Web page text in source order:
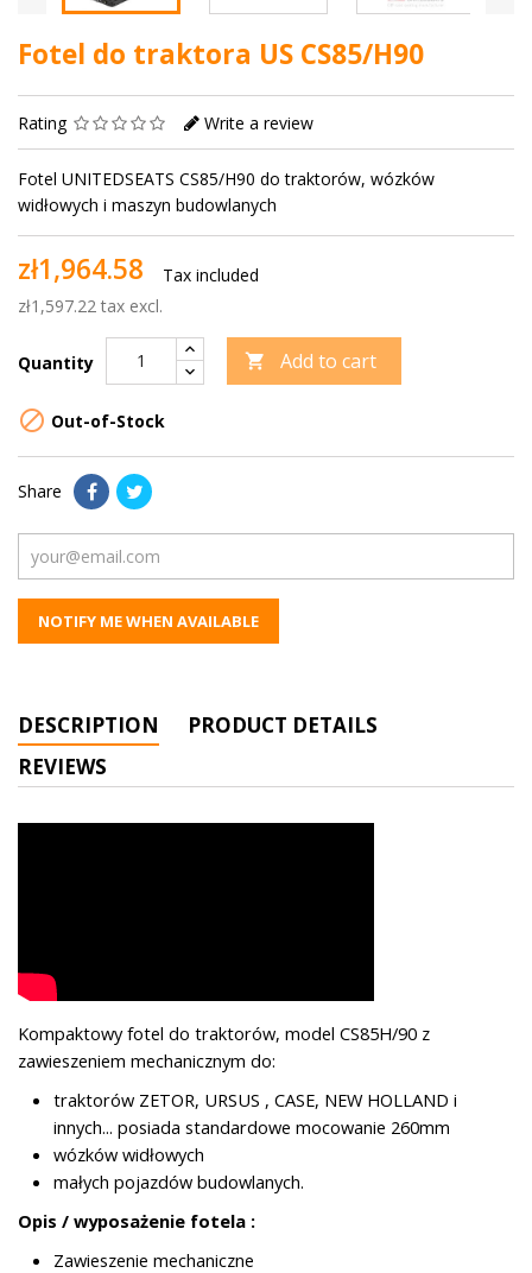
Fotel do traktora US CS85/H90
Rating Write a review
Fotel UNITEDSEATS CS85/H90 do traktorów, wózków
widłowych i maszyn budowlanych
zł1,964.58
zł1,597.22 tax excl.
Tax included
Quantity  Add to cart
 Out-of-Stock
Share
NOTIFY ME WHEN AVAILABLE
DESCRIPTION
PRODUCT DETAILS
REVIEWS
Kompaktowy fotel do traktorów, model CS85H/90 z
zawieszeniem mechanicznym do:
traktorów ZETOR, URSUS , CASE, NEW HOLLAND i
innych... posiada standardowe mocowanie 260mm
wózków widłowych
małych pojazdów budowlanych.
Opis / wyposażenie fotela :
Zawieszenie mechaniczne